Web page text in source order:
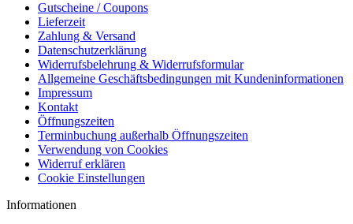
Gutscheine / Coupons
Lieferzeit
Zahlung & Versand
Datenschutzerklärung
Widerrufsbelehrung & Widerrufsformular
Allgemeine Geschäftsbedingungen mit Kundeninformationen
Impressum
Kontakt
Öffnungszeiten
Terminbuchung außerhalb Öffnungszeiten
Verwendung von Cookies
Widerruf erklären
Cookie Einstellungen
Informationen